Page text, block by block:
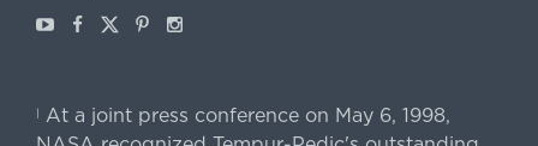
YoutubeFacebook
X Pinterest
Instagram
| At a joint press conference on May 6, 1998,